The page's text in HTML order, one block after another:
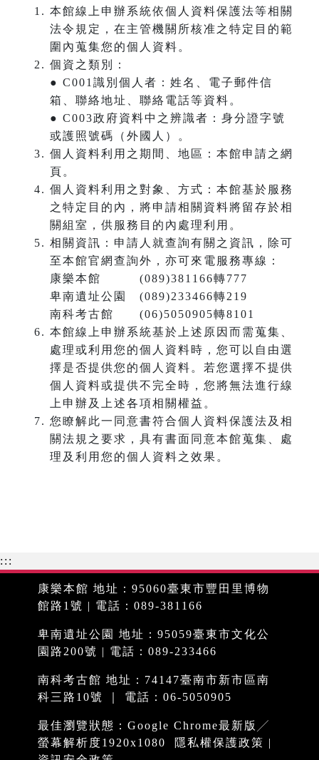
本館線上申辦系統依個人資料保護法等相關
法令規定，在主管機關所核准之特定目的範
圍內蒐集您的個人資料。
個資之類別：
● C001識別個人者：姓名、電子郵件信
箱、聯絡地址、聯絡電話等資料。
● C003政府資料中之辨識者：身分證字號
或護照號碼（外國人）。
個人資料利用之期間、地區：本館申請之網
頁。
個人資料利用之對象、方式：本館基於服務
之特定目的內，將申請相關資料將留存於相
關組室，供服務目的內處理利用。
相關資訊：申請人就查詢有關之資訊，除可
至本館官網查詢外，亦可來電服務專線：
康樂本館 (089)381166轉777
卑南遺址公園 (089)233466轉219
南科考古館 (06)5050905轉8101
本館線上申辦系統基於上述原因而需蒐集、
處理或利用您的個人資料時，您可以自由選
擇是否提供您的個人資料。若您選擇不提供
個人資料或提供不完全時，您將無法進行線
上申辦及上述各項相關權益。
您瞭解此一同意書符合個人資料保護法及相
關法規之要求，具有書面同意本館蒐集、處
理及利用您的個人資料之效果。
:::
康樂本館 地址：95060臺東市豐田里博物
館路1號 | 電話：089-381166
卑南遺址公園 地址：95059臺東市文化公
園路200號 | 電話：089-233466
南科考古館 地址：74147臺南市新市區南
科三路10號 ｜ 電話：06-5050905
最佳瀏覽狀態：Google Chrome最新版╱
螢幕解析度1920x1080
隱私權保護政策 |